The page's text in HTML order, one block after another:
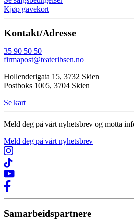
Kjøp gavekort
Kontakt/Adresse
35 90 50 50
firmapost@teateribsen.no
Hollenderigata 15, 3732 Skien
Postboks 1005, 3704 Skien
Se kart
Meld deg på vårt nyhetsbrev og motta
Meld deg på vårt nyhetsbrev
Samarbeidspartnere